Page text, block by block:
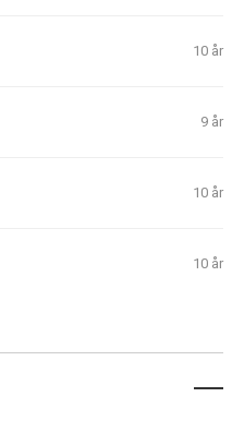
10 år
9 år
10 år
10 år